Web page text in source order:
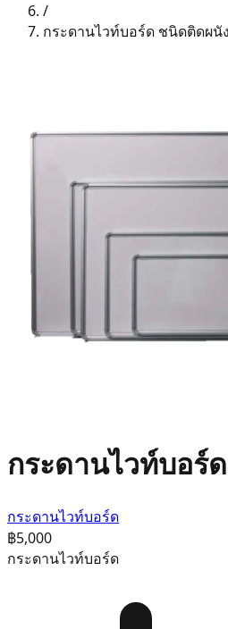
/
กระดานไวท์บอร์ด ชนิดติดผนัง
กระดานไวท์บอร์
กระดานไวท์บอร์ด
฿5,000
กระดานไวท์บอร์ด